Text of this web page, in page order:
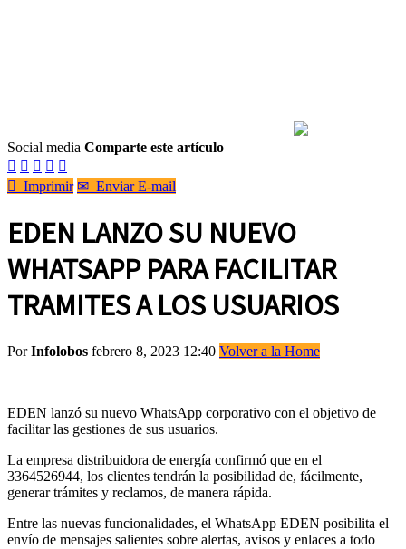
Social media Comparte este artículo
    
 Imprimir ✉ Enviar E-mail
EDEN LANZO SU NUEVO
WHATSAPP PARA FACILITAR
TRAMITES A LOS USUARIOS
PorInfolobos febrero 8, 2023 12:40 Volver a la Home
EDEN lanzó su nuevo WhatsApp corporativo con el objetivo de
facilitar las gestiones de sus usuarios.
La empresa distribuidora de energía confirmó que en el
3364526944, los clientes tendrán la posibilidad de, fácilmente,
generar trámites y reclamos, de manera rápida.
Entre las nuevas funcionalidades, el WhatsApp EDEN posibilita el
envío de mensajes salientes sobre alertas, avisos y enlaces a todo